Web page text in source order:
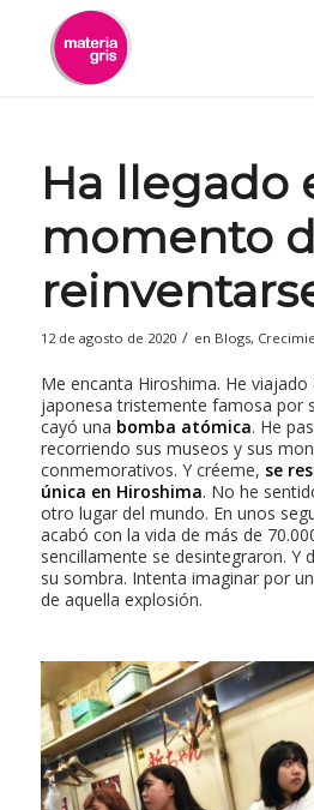
contenido
Ha llegado
momento
12 de agosto de 2020 / en Blogs,
Me encanta Hiroshima. He
japonesa tristemente famosa por
cayó una bomba atómica. He
recorriendo sus museos y sus
conmemorativos. Y créeme, se
única en Hiroshima. No he
otro lugar del mundo. En unos
acabó con la vida de más de
sencillamente se desintegraron. Y
su sombra. Intenta imaginar por
de aquella explosión.